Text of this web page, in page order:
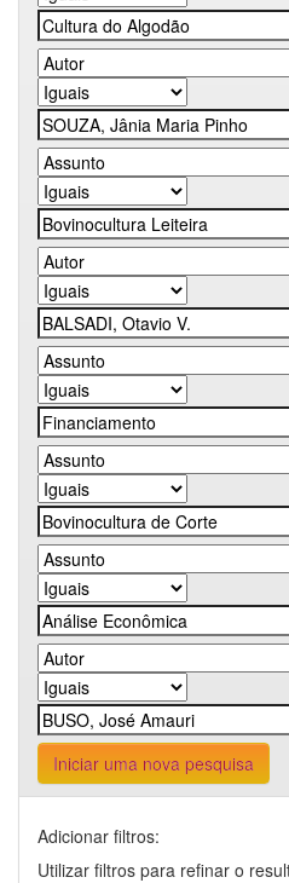
Iniciar uma nova pesquisa
Adicionar filtros:
Utilizar filtros para refinar o